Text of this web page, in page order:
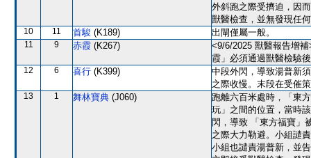
外斜跑之際受擠迫，因
獸醫檢查，並無發現任
10 11 首駿 (K189) 出閘僅屬一般。
11 9 赤霞 (K267)
<9/6/2025 獸醫報告增
霞」必須通過獸醫檢驗
12 6 喜行 (K399)
中段外閃，導致湯普新
之際收慢。末段在受催
13 1 舞林寶典 (J060)
跑離六百米處時，「東
玩」之間的位置，當時
閃，導致 「東方福寶」
之際大力勒避。小組譴
小組也譴責湯普新，並